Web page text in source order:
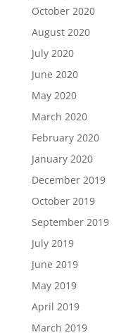
October 2020
August 2020
July 2020
June 2020
May 2020
March 2020
February 2020
January 2020
December 2019
October 2019
September 2019
July 2019
June 2019
May 2019
April 2019
March 2019